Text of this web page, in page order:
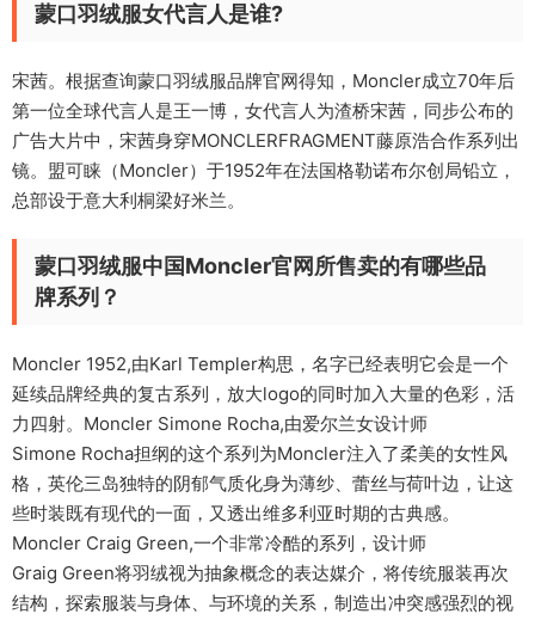
蒙口羽绒服女代言人是谁?
宋茜。根据查询蒙口羽绒服品牌官网得知，Moncler成立70年后
第一位全球代言人是王一博，女代言人为渣桥宋茜，同步公布的
广告大片中，宋茜身穿MONCLERFRAGMENT藤原浩合作系列出
镜。盟可睐（Moncler）于1952年在法国格勒诺布尔创局铅立，
总部设于意大利桐梁好米兰。
蒙口羽绒服中国Moncler官网所售卖的有哪些品
牌系列？
Moncler 1952,由Karl Templer构思，名字已经表明它会是一个
延续品牌经典的复古系列，放大logo的同时加入大量的色彩，活
力四射。Moncler Simone Rocha,由爱尔兰女设计师
Simone Rocha担纲的这个系列为Moncler注入了柔美的女性风
格，英伦三岛独特的阴郁气质化身为薄纱、蕾丝与荷叶边，让这
些时装既有现代的一面，又透出维多利亚时期的古典感。
Moncler Craig Green,一个非常冷酷的系列，设计师
Graig Green将羽绒视为抽象概念的表达媒介，将传统服装再次
结构，探索服装与身体、与环境的关系，制造出冲突感强烈的视